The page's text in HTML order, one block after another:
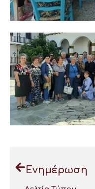
Ενημέρωση